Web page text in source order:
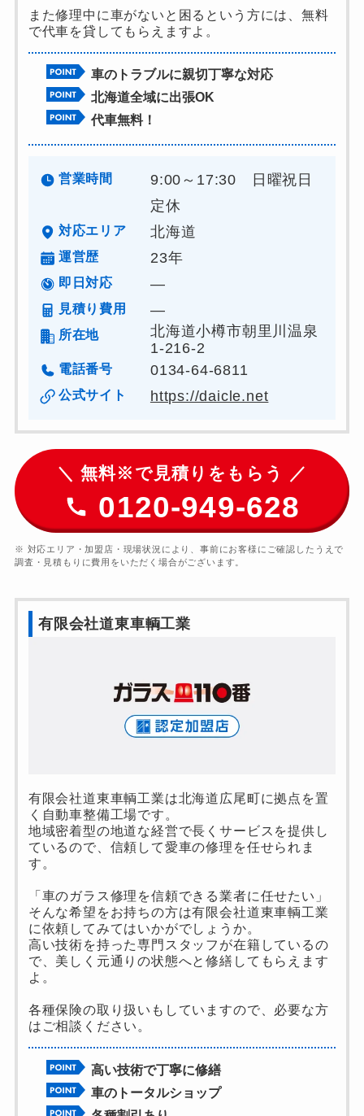
また修理中に車がないと困るという方には、無料
で代車を貸してもらえますよ。
車のトラブルに親切丁寧な対応
北海道全域に出張OK
代車無料！
営業時間
9:00～17:30 日曜祝日
定休
対応エリア 北海道
運営歴 23年
即日対応 ―
見積り費用 ―
所在地
北海道小樽市朝里川温泉
1-216-2
電話番号 0134-64-6811
公式サイト https://daicle.net
＼ 無料※で見積りをもらう ／
0120-949-628
※ 対応エリア・加盟店・現場状況により、事前にお客様にご確認したうえで
調査・見積もりに費用をいただく場合がございます。
有限会社道東車輌工業
有限会社道東車輌工業は北海道広尾町に拠点を置
く自動車整備工場です。
地域密着型の地道な経営で長くサービスを提供し
ているので、信頼して愛車の修理を任せられま
す。
「車のガラス修理を信頼できる業者に任せたい」
そんな希望をお持ちの方は有限会社道東車輌工業
に依頼してみてはいかがでしょうか。
高い技術を持った専門スタッフが在籍しているの
で、美しく元通りの状態へと修繕してもらえます
よ。
各種保険の取り扱いもしていますので、必要な方
はご相談ください。
高い技術で丁寧に修繕
車のトータルショップ